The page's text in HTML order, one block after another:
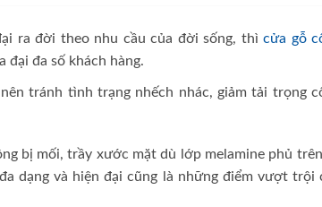
ra đời theo nhu cầu của đời sống, thìcửa gỗ
đại đa số khách hàng.
tránh tình trạng nhếch nhác, giảm tải trọng
bị mối, trầy xước mặt dù lớp melamine phủ
dạng và hiện đại cũng là những điểm vượt trội